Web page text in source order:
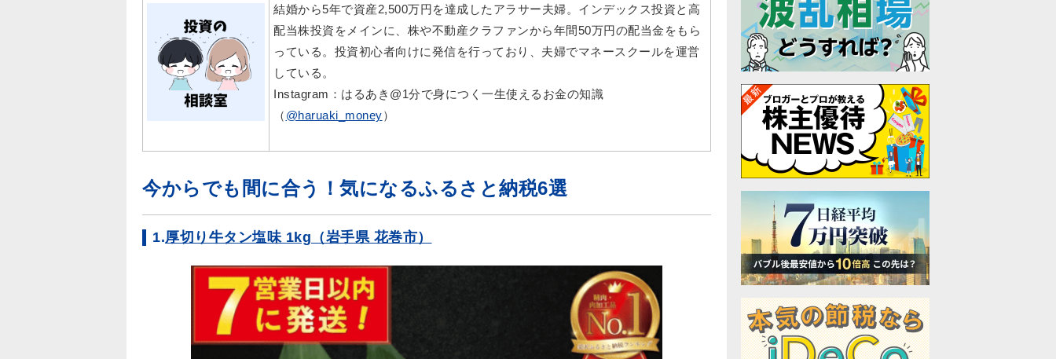
結婚から5年で資産2,500万円を達成したアラサー夫婦。インデックス投資と高
配当株投資をメインに、株や不動産クラファンから年間50万円の配当金をもら
っている。投資初心者向けに発信を行っており、夫婦でマネースクールを運営
している。
Instagram：はるあき@1分で身につく一生使えるお金の知識
（ @haruaki_money）
今からでも間に合う！気になるふるさと納税6選
1.厚切り牛タン塩味 1kg（岩手県 花巻市）